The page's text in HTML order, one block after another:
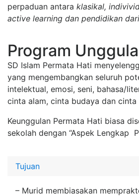
perpaduan antara klasikal,
active learning dan pendidikan
Program
SD Islam Permata Hati
yang mengembangkan seluruh
intelektual, emosi, seni, bahasa/
cinta alam, cinta budaya dan cinta
Keunggulan Permata Hati biasa
sekolah dengan “Aspek Lengkap
Tujuan
– Murid membiasakan